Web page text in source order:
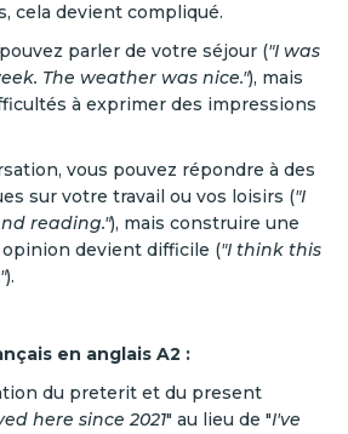
cela devient compliqué.
parler de votre séjour ("I was
The weather was nice."), mais
à exprimer des impressions
vous pouvez répondre à des
sur votre travail ou vos loisirs ("I
reading."), mais construire une
opinion devient difficile ("I think this
).
en anglais A2 :
du preterit et du present
here since 2021" au lieu de "I've